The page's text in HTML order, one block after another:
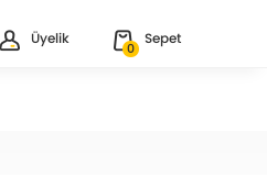
Üyelik
0
Sepet